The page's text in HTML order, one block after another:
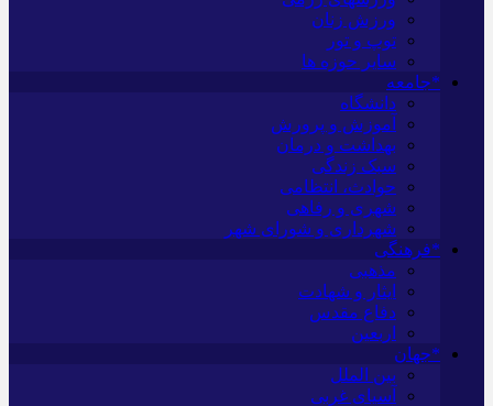
ورزش زنان
توپ و تور
سایر حوزه ها
*جامعه
دانشگاه
آموزش و پرورش
بهداشت و درمان
سبک زندگی
حوادث، انتظامی
شهری و رفاهی
شهرداری و شورای شهر
*فرهنگی
مذهبی
ایثار و شهادت
دفاع مقدس
اربعین
*جهان
بین الملل
آسیای غربی